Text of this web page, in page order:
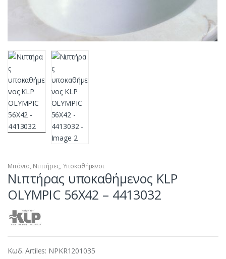
Μπάνιο, Νιπτήρες, Υποκαθήμενοι
Νιπτήρας υποκαθήμενος KLP
OLYMPIC 56X42 – 4413032
Κωδ. Artiles: NPKR1201035